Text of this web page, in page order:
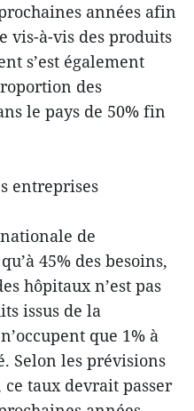
années afin
vis-à-vis des produits
s’est également
des
le pays de 50% fin
entreprises
de
45% des besoins,
hôpitaux n’est pas
issus de la
que 1% à
Selon les prévisions
taux devrait passer